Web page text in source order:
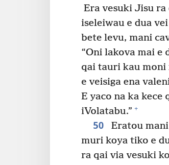
Era vesuki Jisu
iseleiwau e dua
bete levu, mani
“Oni lakova mai e
qai tauri kau moni
e veisiga ena
E yaco na ka kece
iVolatabu.” +
50 Eratou
muri koya tiko e
ra qai via vesuki